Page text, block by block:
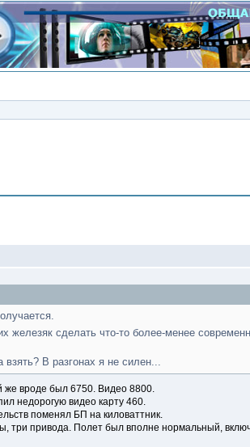
железяк сделать что-то более-менее
В разгонах я не силен...
же вроде был 6750. Видео 8800.
недорогую видео карту 460.
поменял БП на киловаттник.
три привода. Полет был вполне нормальный,